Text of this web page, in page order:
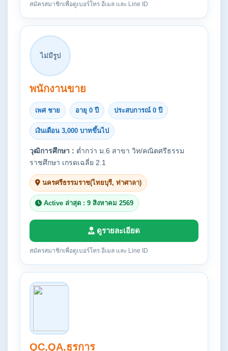
สมัครสมาชิกเพื่อดูเบอร์โทร อีเมล และ Line ID
ไม่มีรูป
พนักงานขาย
เพศ ชาย อายุ 0 ปี ประสบการณ์ 0 ปี
เงินเดือน 3,000 บาทขึ้นไป
วุฒิการศึกษา : ต่ำกว่า ม.6 สาขา วิท/คณิตศรีธรรม
ราชศึกษา เกรดเฉลี่ย 2.1
นครศรีธรรมราช(ไทยบุรี, ท่าศาลา)
Active ล่าสุด : 9 สิงหาคม 2569
ดูรายละเอียด
สมัครสมาชิกเพื่อดูเบอร์โทร อีเมล และ Line ID
QC,QA,ธุรการ